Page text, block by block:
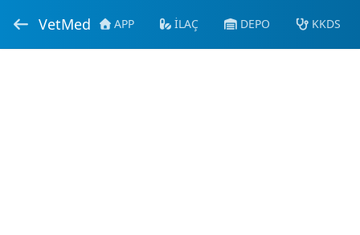
VetMed APP İLAÇ DEPO KKDS